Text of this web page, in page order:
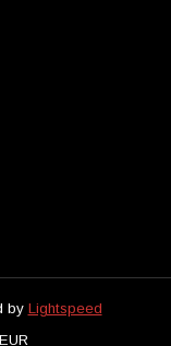
by Lightspeed
EUR